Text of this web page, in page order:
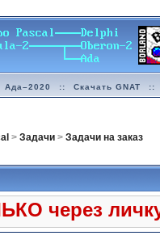
Ада–2020 :: Скачать GNAT ::
>Задачи >Задачи на заказ
через